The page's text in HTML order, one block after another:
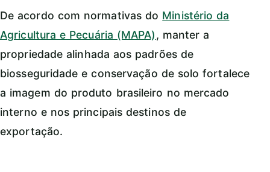
De acordo com normativas do Ministério da
Agricultura e Pecuária (MAPA), manter a
propriedade alinhada aos padrões de
biosseguridade e conservação de solo fortalece
a imagem do produto brasileiro no mercado
interno e nos principais destinos de
exportação.